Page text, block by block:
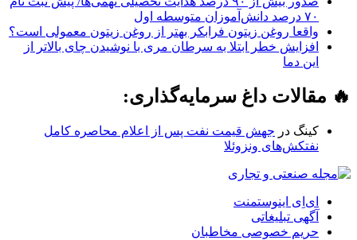
۷۰ درصد دانش‌آموزان متوسطه اول
واقعا روغن زیتون فرابکر بهتر از روغن زیتون معمولی است؟
افزایش خطر ابتلا به سرطان مری با نوشیدن چای بالاتر از
این دما
🔥 مقالات داغ سرمایه‌گذاری:
کینگ در جهش قیمت نفت پس از اعلام محاصره کامل
نفتکش‌های ونزوئلا
ای‌اِی اینوستمنت
آگهی تبلیغاتی
حریم خصوصی مخاطبان